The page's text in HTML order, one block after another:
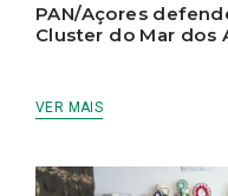
PAN/Açores
Cluster do Mar dos
VER MAIS